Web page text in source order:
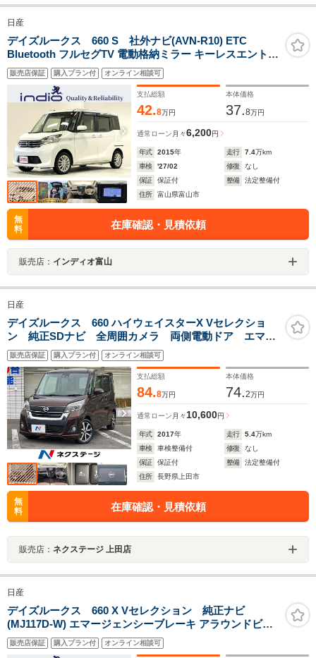
日産
デイズルークス 660 S 社外ナビ(AVN-R10) ETC
Bluetooth フルセグTV 電動格納ミラー キーレスエントリ
ー スペアキー
販売店保証 購入プラン付 オンライン相談可
支払総額
42.8万円
本体価格
37.8万円
通常ローン 月々6,200円
年式 2015年 走行 7.4万km
車検
'27/02 修復
なし
保証
保証付 整備
法定整備付
住所
富山県富山市
無
料
在庫確認・見積依頼
販売店： インディオ富山
日産
デイズルークス 660 ハイウェイスターX Vセレクショ
ン 純正SDナビ 全周囲カメラ 両側電動ドア エマー
ジェンシーブレーキ ハーフレザーシート ドラレコ
スマートキー LEDヘッド ETC 純正15インチアル
ミ オートハイビーム オートライト
販売店保証 購入プラン付 オンライン相談可
支払総額
84.8万円
本体価格
74.2万円
通常ローン 月々10,600円
年式 2017年 走行 5.4万km
車検
車検整備付 修復
なし
保証
保証付 整備
法定整備付
住所
長野県上田市
無
料
在庫確認・見積依頼
販売店： ネクステージ 上田店
日産
デイズルークス 660 X Vセレクション 純正ナビ
(MJ117D-W) エマージェンシーブレーキ アラウンドビュ
ーモニター スマートキー 後席シートバックテーブル 純正
アルミホイール Bluetooth 電動格納ミラー 横滑り防止
販売店保証 購入プラン付 オンライン相談可